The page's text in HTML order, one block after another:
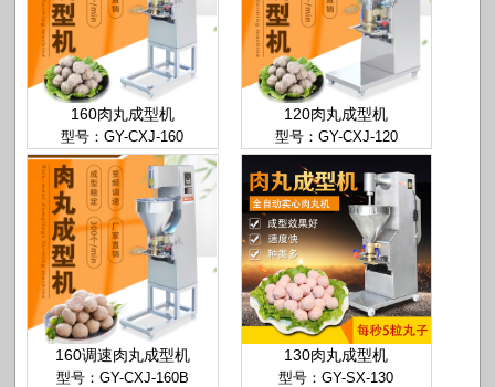
160肉丸成型机
型号：GY-CXJ-160
120肉丸成型机
型号：GY-CXJ-120
160调速肉丸成型机
型号：GY-CXJ-160B
130肉丸成型机
型号：GY-SX-130